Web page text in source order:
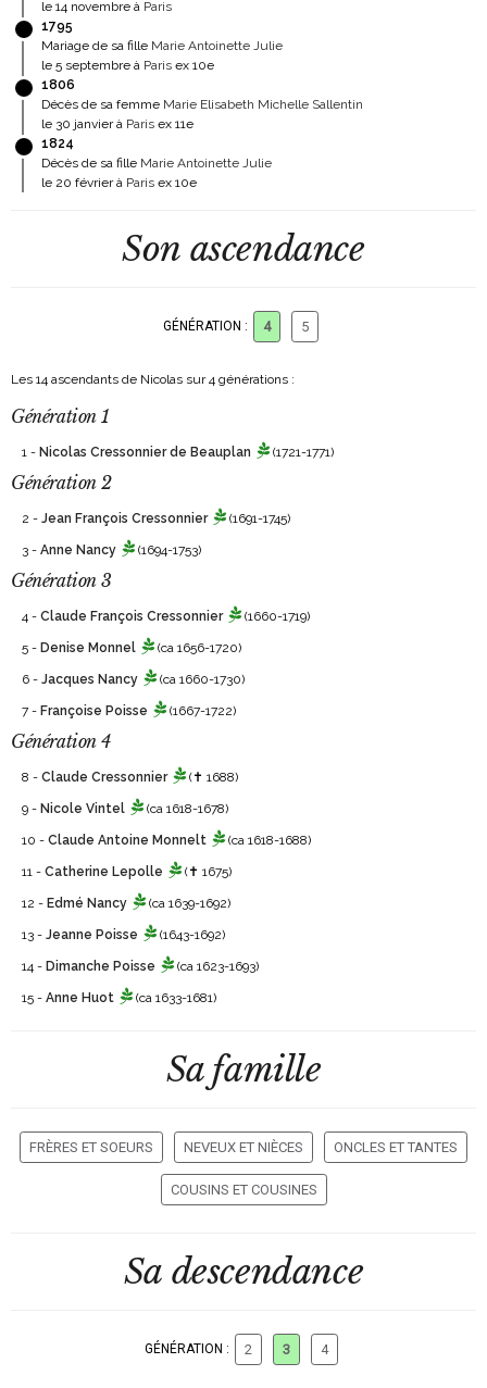
le 14 novembre à Paris
1795
Mariage de sa fille Marie Antoinette Julie
le 5 septembre à Paris ex 10e
1806
Décès de sa femme Marie Elisabeth Michelle Sallentin
le 30 janvier à Paris ex 11e
1824
Décès de sa fille Marie Antoinette Julie
le 20 février à Paris ex 10e
Son ascendance
GÉNÉRATION : 4 5
Les 14 ascendants de Nicolas sur 4 générations :
Génération 1
1 - Nicolas Cressonnier de Beauplan (1721-1771)
Génération 2
2 - Jean François Cressonnier (1691-1745)
3 - Anne Nancy (1694-1753)
Génération 3
4 - Claude François Cressonnier (1660-1719)
5 - Denise Monnel (ca 1656-1720)
6 - Jacques Nancy (ca 1660-1730)
7 - Françoise Poisse (1667-1722)
Génération 4
8 - Claude Cressonnier (✝ 1688)
9 - Nicole Vintel (ca 1618-1678)
10 - Claude Antoine Monnelt (ca 1618-1688)
11 - Catherine Lepolle (✝ 1675)
12 - Edmé Nancy (ca 1639-1692)
13 - Jeanne Poisse (1643-1692)
14 - Dimanche Poisse (ca 1623-1693)
15 - Anne Huot (ca 1633-1681)
Sa famille
FRÈRES ET SOEURS NEVEUX ET NIÈCES ONCLES ET TANTES
COUSINS ET COUSINES
Sa descendance
GÉNÉRATION : 2 3 4